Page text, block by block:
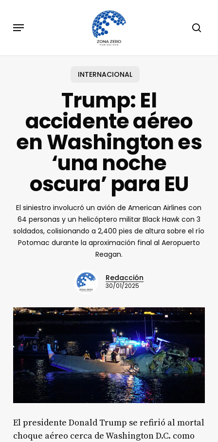
main
Menu
INTERNACIONAL
Trump: El
accidente aéreo
en Washington es
‘una noche
oscura’ para EU
El siniestro involucró un avión de American Airlines con
64 personas y un helicóptero militar Black Hawk con 3
soldados, colisionando a 2,400 pies de altura sobre el río
Potomac durante la aproximación final al Aeropuerto
Reagan.
Redacción
30/01/2025
El presidente Donald Trump se refirió al mortal
choque aéreo cerca de Washington D.C. como